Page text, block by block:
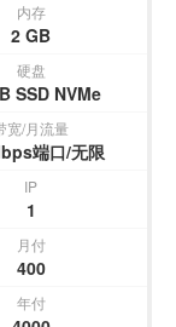
内存
2 GB
硬盘
SSD NVMe
宽/月流量
端口/无限
IP
1
月付
400
年付